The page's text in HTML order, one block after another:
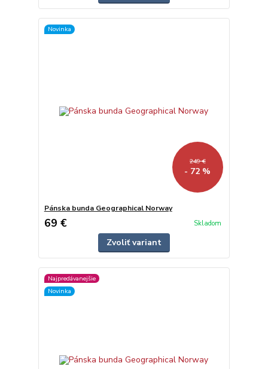
Novinka
249 €
- 72 %
Pánska bunda Geographical Norway
69 € Skladom
Zvoliť variant
Najpredávanejšie
Novinka